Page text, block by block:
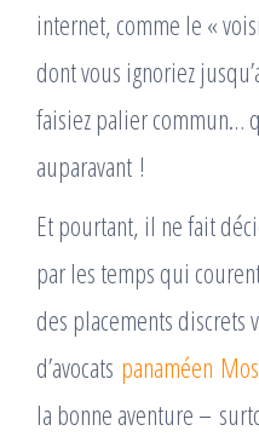
internet, comme le «
dont vous ignoriez
faisiez palier commun…
auparavant !
Et pourtant, il ne fait
par les temps qui
des placements discrets
d’avocats panaméen
la bonne aventure –